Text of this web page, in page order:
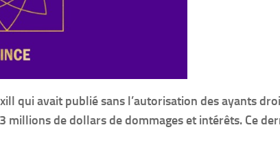
qui avait publié sans l’autorisation des ayants
millions de dollars de dommages et intérêts. Ce